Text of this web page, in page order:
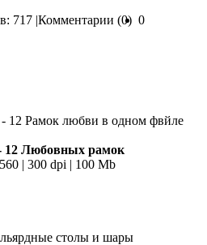
717 |Комментарии (0) 0
12 Любовных рамок
| 300 dpi | 100 Mb
столы и шары